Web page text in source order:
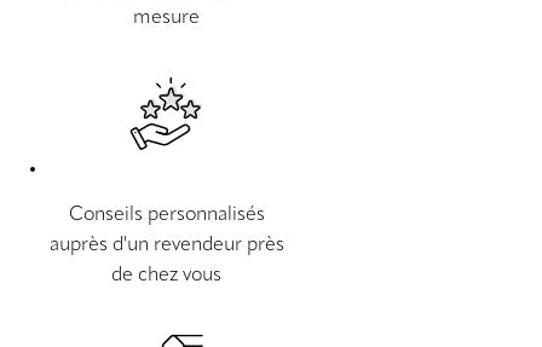
mesure
Conseils personnalisés
auprès d'un revendeur près
de chez vous